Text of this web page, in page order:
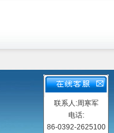
联系人:周寒军
电话:
86-0392-2625100